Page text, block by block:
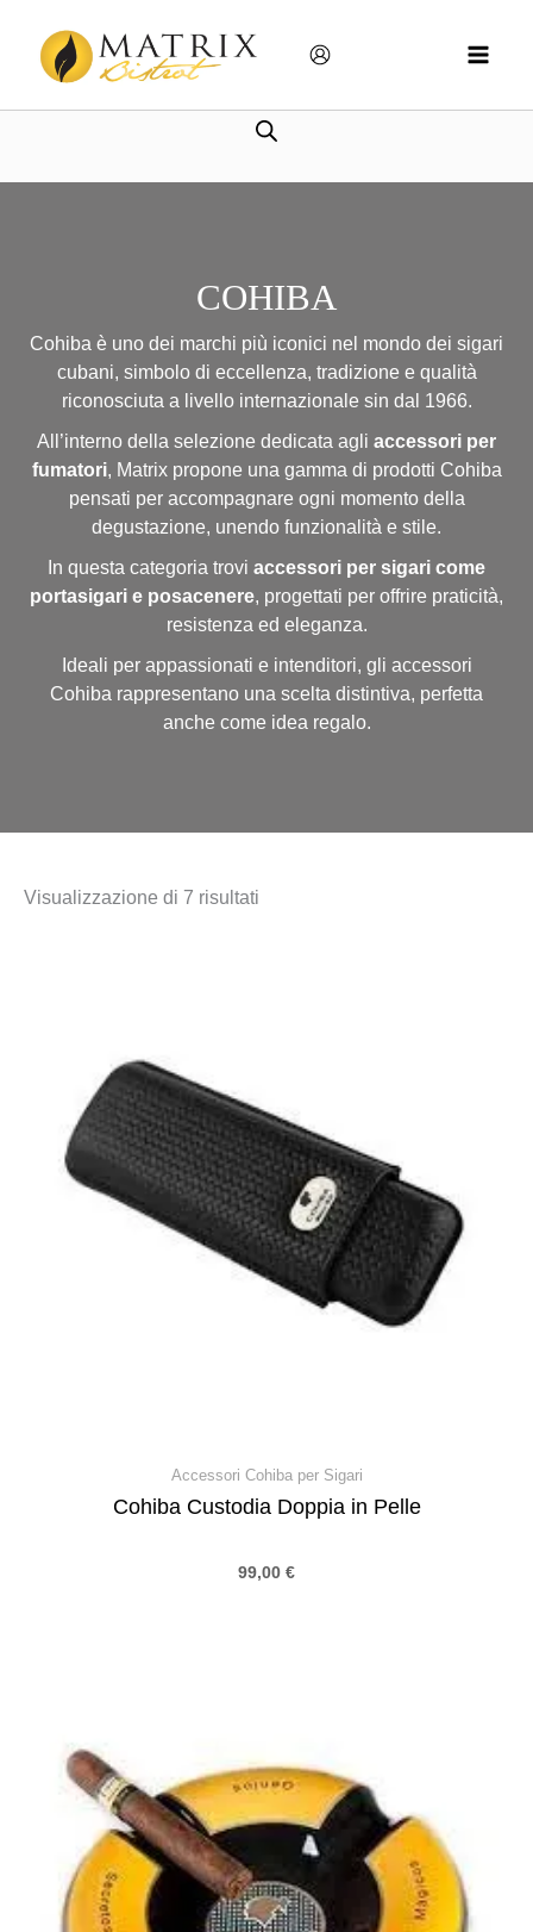
contenuto
COHIBA
Cohiba è uno dei marchi più iconici nel mondo dei sigari
cubani, simbolo di eccellenza, tradizione e qualità
riconosciuta a livello internazionale sin dal 1966.
All’interno della selezione dedicata agli accessori per
fumatori, Matrix propone una gamma di prodotti Cohiba
pensati per accompagnare ogni momento della
degustazione, unendo funzionalità e stile.
In questa categoria trovi accessori per sigari come
portasigari e posacenere, progettati per offrire praticità,
resistenza ed eleganza.
Ideali per appassionati e intenditori, gli accessori
Cohiba rappresentano una scelta distintiva, perfetta
anche come idea regalo.
Visualizzazione di 7 risultati
Accessori Cohiba per Sigari
Cohiba Custodia Doppia in Pelle
99,00 €